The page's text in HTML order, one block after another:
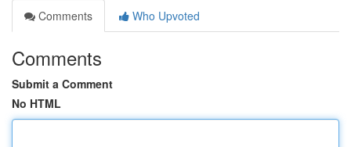
Comments
Who Upvoted
Comments
Submit a Comment
No HTML